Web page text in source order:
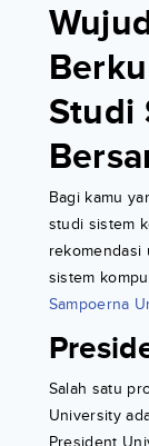
Studi
Bagi kamu
studi sistem
rekomendasi
sistem
Sampoerna
Salah satu
University
President